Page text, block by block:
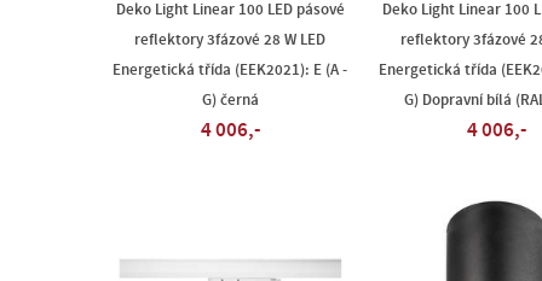
Deko Light Linear 100 LED pásové
reflektory 3fázové 28 W LED
Energetická třída (EEK2021): E (A -
G) černá
4 006,-
Deko Light Linear 100
reflektory 3fázové
Energetická třída
G) Dopravní bílá
4 006,-